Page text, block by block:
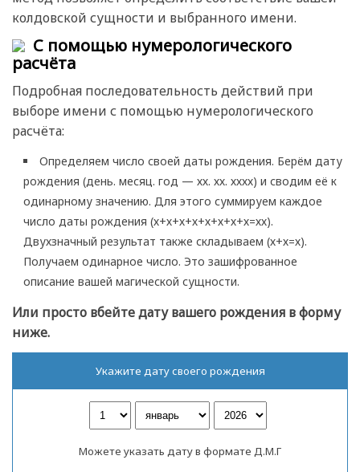
колдовской сущности и выбранного имени.
С помощью нумерологического
расчёта
Подробная последовательность действий при
выборе имени с помощью нумерологического
расчёта:
Определяем число своей даты рождения. Берём дату
рождения (день. месяц. год — хх. хх. хххх) и сводим её к
одинарному значению. Для этого суммируем каждое
число даты рождения (х+х+х+х+х+х+х+х=хх).
Двухзначный результат также складываем (х+х=х).
Получаем одинарное число. Это зашифрованное
описание вашей магической сущности.
Или просто вбейте дату вашего рождения в форму
ниже.
Укажите дату своего рождения
Можете указать дату в формате Д.М.Г